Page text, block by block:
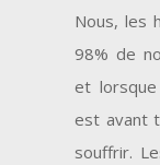
Nous, les
98% de
et
est avant
souffrir.